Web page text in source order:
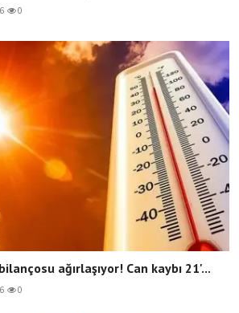
0
ağırlaşıyor! Can kaybı 21'...
0